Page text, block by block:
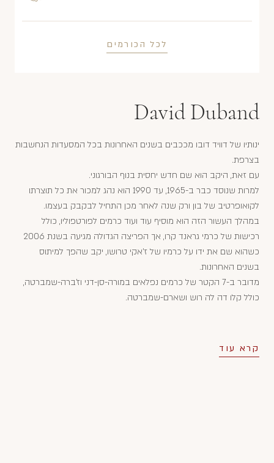
לכל הכורמים
David Duband
ינותיו של דוויד דובו מככבים בשנים האחרונות בכל המסעדות הנחשבות
בצרפת.
עם זאת, היקב הוא שם חדש יחסית בנוף הבורגוני.
למרות שנוסד כבר ב-1965, עד 1990 הוא נהג למכור את כל תוצרתו
לקואופרטיב של בון ורק שנה לאחר מכן התחיל לבקבק בעצמו.
במהלך העשור הזה הוא מוסיף עוד ועוד כרמים לפורטפוליו, כולל
רכישות של כרמי גראנד קרו, אך הפריצה הגדולה מגיעה בשנת 2006
כשהוא שם את ידו על כרמיו של ז'אקי טרושו, יקב שהפך למיתוס
בשנים האחרונות.
מדובר ב-7 הקטר של כרמים נפלאים במורה-סן-דני וז'ברה-שמברטה,
כולל קלו דה לה רוש ושארם-שמברטה.
קרא עוד